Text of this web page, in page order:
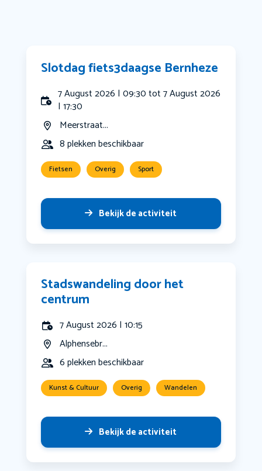
Slotdag fiets3daagse Bernheze
7 August 2026 | 09:30 tot 7 August 2026
| 17:30
Meerstraat...
8 plekken beschikbaar
Fietsen Overig Sport
Bekijk de activiteit
Stadswandeling door het
centrum
7 August 2026 | 10:15
Alphensebr...
6 plekken beschikbaar
Kunst & Cultuur Overig Wandelen
Bekijk de activiteit